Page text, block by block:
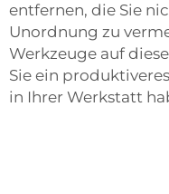
entfernen, die Sie
Unordnung zu
Werkzeuge auf
Sie ein
in Ihrer Werkstatt